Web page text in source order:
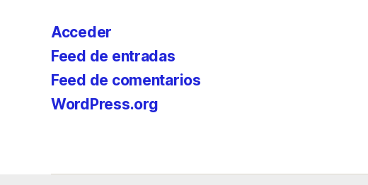
Acceder
Feed de entradas
Feed de comentarios
WordPress.org